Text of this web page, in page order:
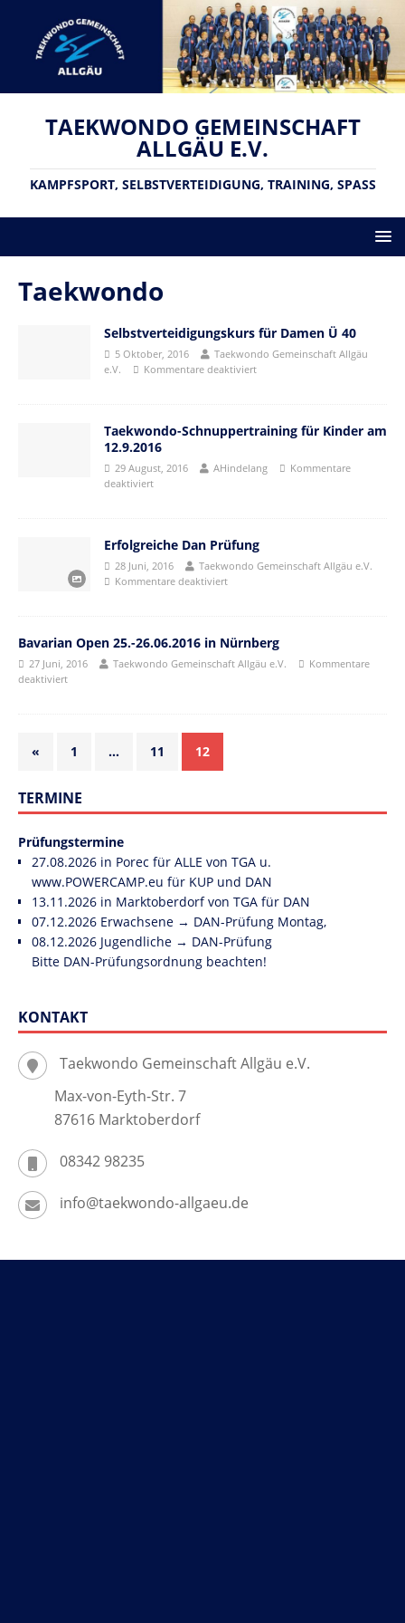
TAEKWONDO GEMEINSCHAFT
ALLGÄU E.V.
KAMPFSPORT, SELBSTVERTEIDIGUNG, TRAINING, SPASS
Taekwondo
Selbstverteidigungskurs für Damen Ü 40
5 Oktober, 2016
Taekwondo Gemeinschaft Allgäu
e.V.
Kommentare deaktiviert
Taekwondo-Schnuppertraining für Kinder am
12.9.2016
29 August, 2016 AHindelang
Kommentare
deaktiviert
Erfolgreiche Dan Prüfung
28 Juni, 2016
Taekwondo Gemeinschaft Allgäu e.V.
Kommentare deaktiviert
Bavarian Open 25.-26.06.2016 in Nürnberg
27 Juni, 2016 Taekwondo Gemeinschaft Allgäu e.V.
Kommentare
deaktiviert
« 1 … 11 12
TERMINE
Prüfungstermine
27.08.2026 in Porec für ALLE von TGA u.
www.POWERCAMP.eu für KUP und DAN
13.11.2026 in Marktoberdorf von TGA für DAN
07.12.2026 Erwachsene → DAN-Prüfung Montag,
08.12.2026 Jugendliche → DAN-Prüfung
Bitte DAN-Prüfungsordnung beachten!
KONTAKT
Taekwondo Gemeinschaft Allgäu e.V.
Max-von-Eyth-Str. 7
87616 Marktoberdorf
08342 98235
info@taekwondo-allgaeu.de